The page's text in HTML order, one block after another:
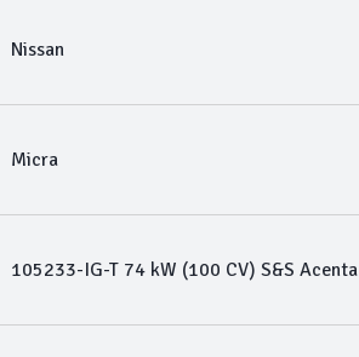
Nissan
Micra
105233-IG-T 74 kW (100 CV) S&S Acenta